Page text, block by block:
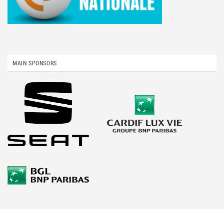
MAIN SPONSORS